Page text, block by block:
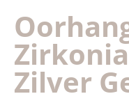
Zilver